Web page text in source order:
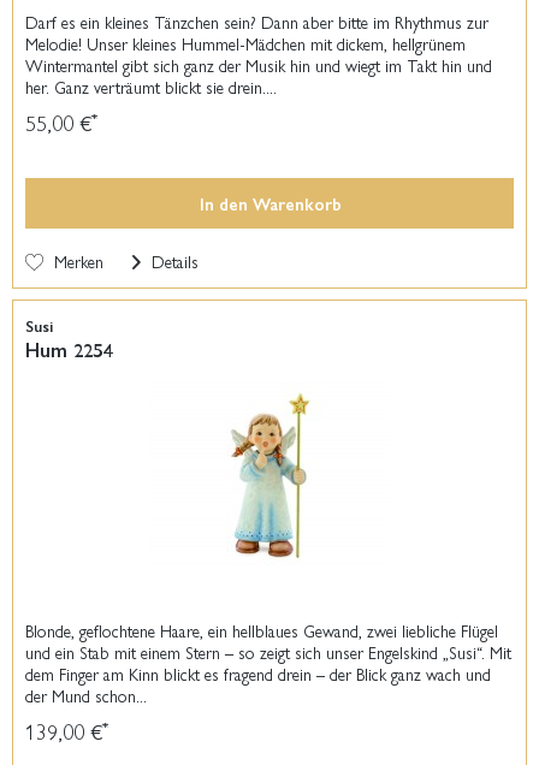
Darf es ein kleines Tänzchen sein? Dann aber bitte im Rhythmus zur
Melodie! Unser kleines Hummel-Mädchen mit dickem, hellgrünem
Wintermantel gibt sich ganz der Musik hin und wiegt im Takt hin und
her. Ganz verträumt blickt sie drein....
55,00 €*
In den Warenkorb
Merken Details
Susi
Hum 2254
Blonde, geflochtene Haare, ein hellblaues Gewand, zwei liebliche Flügel
und ein Stab mit einem Stern – so zeigt sich unser Engelskind „Susi“. Mit
dem Finger am Kinn blickt es fragend drein – der Blick ganz wach und
der Mund schon...
139,00 €*